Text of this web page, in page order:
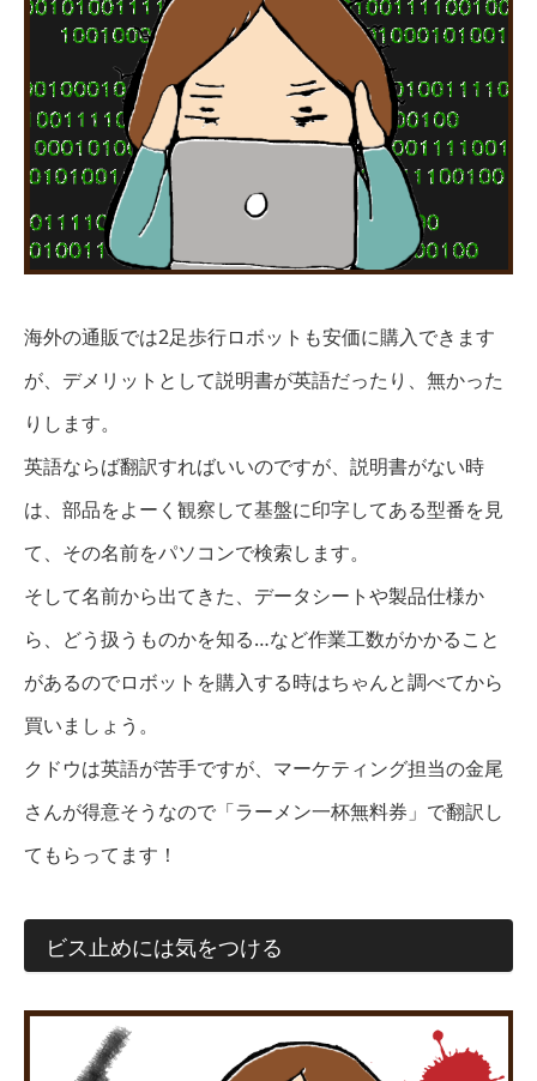
海外の通販では2足歩行ロボットも安価に購入できます
が、デメリットとして説明書が英語だったり、無かった
りします。
英語ならば翻訳すればいいのですが、説明書がない時
は、部品をよーく観察して基盤に印字してある型番を見
て、その名前をパソコンで検索します。
そして名前から出てきた、データシートや製品仕様か
ら、どう扱うものかを知る…など作業工数がかかること
があるのでロボットを購入する時はちゃんと調べてから
買いましょう。
クドウは英語が苦手ですが、マーケティング担当の金尾
さんが得意そうなので「ラーメン一杯無料券」で翻訳し
てもらってます！
ビス止めには気をつける